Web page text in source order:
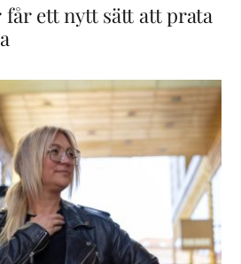
får ett nytt sätt att prata